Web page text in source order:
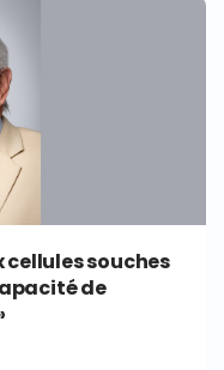
cellules souches
de